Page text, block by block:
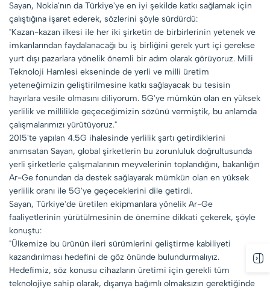
Sayan, Nokia'nın da Türkiye'ye en iyi şekilde katkı sağlamak için
çalıştığına işaret ederek, sözlerini şöyle sürdürdü:
"Kazan-kazan ilkesi ile her iki şirketin de birbirlerinin yetenek ve
imkanlarından faydalanacağı bu iş birliğini gerek yurt içi gerekse
yurt dışı pazarlara yönelik önemli bir adım olarak görüyoruz. Milli
Teknoloji Hamlesi ekseninde de yerli ve milli üretim
yeteneğimizin geliştirilmesine katkı sağlayacak bu tesisin
hayırlara vesile olmasını diliyorum. 5G'ye mümkün olan en yüksek
yerlilik ve millilikle geçeceğimizin sözünü vermiştik, bu anlamda
çalışmalarımızı yürütüyoruz."
2015'te yapılan 4.5G ihalesinde yerlilik şartı getirdiklerini
anımsatan Sayan, global şirketlerin bu zorunluluk doğrultusunda
yerli şirketlerle çalışmalarının meyvelerinin toplandığını, bakanlığın
Ar-Ge fonundan da destek sağlayarak mümkün olan en yüksek
yerlilik oranı ile 5G'ye geçeceklerini dile getirdi.
Sayan, Türkiye'de üretilen ekipmanlara yönelik Ar-Ge
faaliyetlerinin yürütülmesinin de önemine dikkati çekerek, şöyle
konuştu:
"Ülkemize bu ürünün ileri sürümlerini geliştirme kabiliyeti
kazandırılması hedefini de göz önünde bulundurmalıyız.
Hedefimiz, söz konusu cihazların üretimi için gerekli tüm
teknolojiye sahip olarak, dışarıya bağımlı olmaksızın gerektiğinde